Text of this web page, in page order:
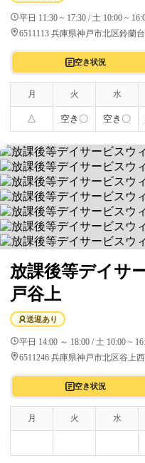
平日 11:30 ~ 17:30 / 土 10:00 ~
6511113 兵庫県神戸市北区鈴蘭
空き状況
月 火 水
△ 空き〇 空き〇
放課後等デイサ
戸谷上
送迎あり
平日 14:00 ～ 18:00 / 土 10:00 ~
6511246 兵庫県神戸市北区谷上
空き状況
月 火 水